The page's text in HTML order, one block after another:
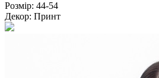
Розмір: 44-54
Декор: Принт